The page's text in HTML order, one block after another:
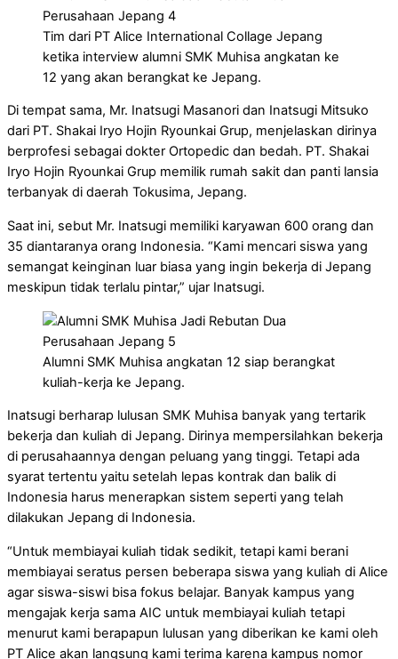
Tim dari PT Alice International Collage Jepang
ketika interview alumni SMK Muhisa angkatan ke
12 yang akan berangkat ke Jepang.
Di tempat sama, Mr. Inatsugi Masanori dan Inatsugi Mitsuko
dari PT. Shakai Iryo Hojin Ryounkai Grup, menjelaskan dirinya
berprofesi sebagai dokter Ortopedic dan bedah. PT. Shakai
Iryo Hojin Ryounkai Grup memilik rumah sakit dan panti lansia
terbanyak di daerah Tokusima, Jepang.
Saat ini, sebut Mr. Inatsugi memiliki karyawan 600 orang dan
35 diantaranya orang Indonesia. “Kami mencari siswa yang
semangat keinginan luar biasa yang ingin bekerja di Jepang
meskipun tidak terlalu pintar,” ujar Inatsugi.
Alumni SMK Muhisa angkatan 12 siap berangkat
kuliah-kerja ke Jepang.
Inatsugi berharap lulusan SMK Muhisa banyak yang tertarik
bekerja dan kuliah di Jepang. Dirinya mempersilahkan bekerja
di perusahaannya dengan peluang yang tinggi. Tetapi ada
syarat tertentu yaitu setelah lepas kontrak dan balik di
Indonesia harus menerapkan sistem seperti yang telah
dilakukan Jepang di Indonesia.
“Untuk membiayai kuliah tidak sedikit, tetapi kami berani
membiayai seratus persen beberapa siswa yang kuliah di Alice
agar siswa-siswi bisa fokus belajar. Banyak kampus yang
mengajak kerja sama AIC untuk membiayai kuliah tetapi
menurut kami berapapun lulusan yang diberikan ke kami oleh
PT Alice akan langsung kami terima karena kampus nomor